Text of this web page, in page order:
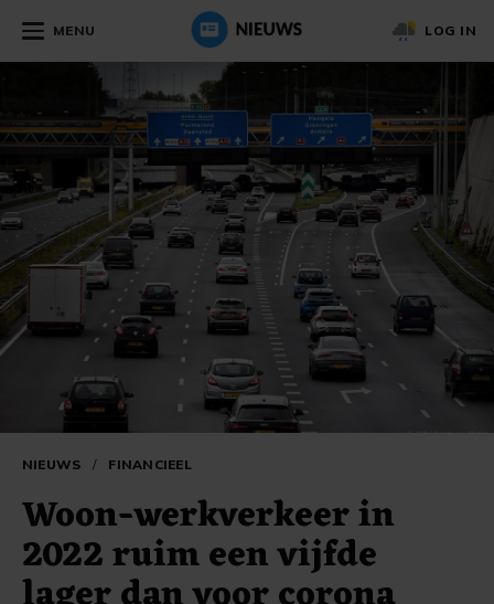
MENU LOG IN
NIEUWS / FINANCIEEL
Woon-werkverkeer in
2022 ruim een vijfde